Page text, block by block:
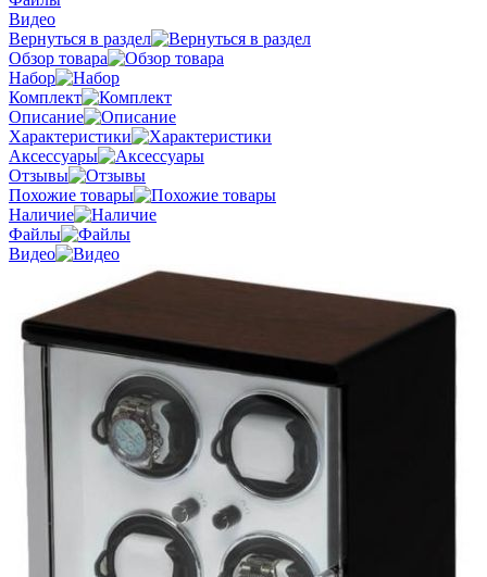
Видео
Вернуться в раздел
Обзор товара
Набор
Комплект
Описание
Характеристики
Аксессуары
Отзывы
Похожие товары
Наличие
Файлы
Видео